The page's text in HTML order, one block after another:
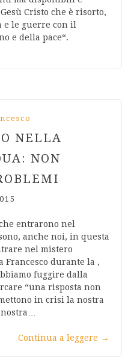
Cristo che è risorto,
le guerre con il
e della pace“.
NELLA
NON
entrarono nel
anche noi, in questa
nel mistero
Francesco durante la ,
fuggire dalla
“una risposta non
in crisi la nostra
Continua a leggere →